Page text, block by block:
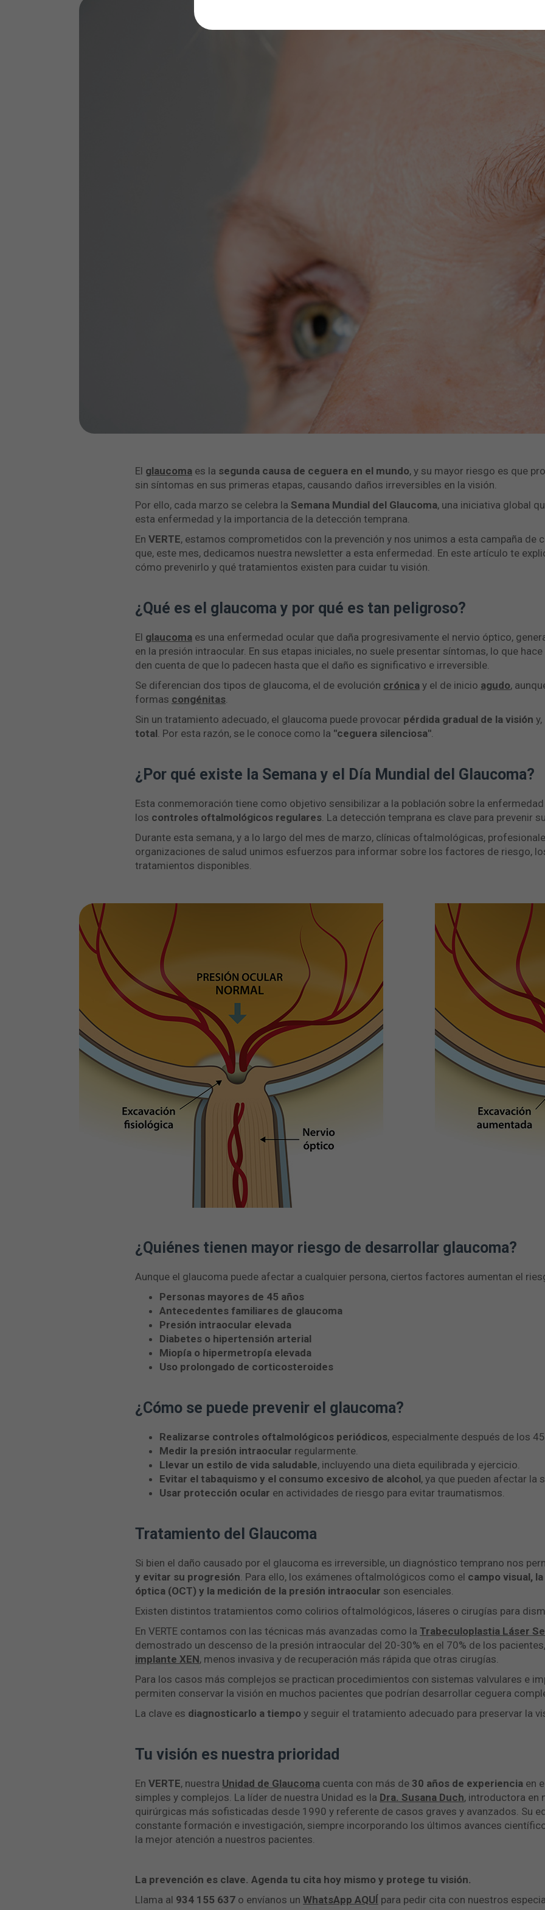
El glaucoma es la segunda causa de ceguera en el mundo, y su mayor riesgo es que
sin síntomas en sus primeras etapas, causando daños irreversibles en la visión.
Por ello, cada marzo se celebra la Semana Mundial del Glaucoma, una iniciativa global
esta enfermedad y la importancia de la detección temprana.
En VERTE, estamos comprometidos con la prevención y nos unimos a esta campaña de
que, este mes, dedicamos nuestra newsletter a esta enfermedad. En este artículo te
cómo prevenirlo y qué tratamientos existen para cuidar tu visión.
¿Qué es el glaucoma y por qué es tan peligroso?
El glaucoma es una enfermedad ocular que daña progresivamente el nervio óptico,
en la presión intraocular. En sus etapas iniciales, no suele presentar síntomas, lo que
den cuenta de que lo padecen hasta que el daño es significativo e irreversible.
Se diferencian dos tipos de glaucoma, el de evolución crónica y el de inicio agudo,
formas congénitas.
Sin un tratamiento adecuado, el glaucoma puede provocar pérdida gradual de la visión
total. Por esta razón, se le conoce como la "ceguera silenciosa".
¿Por qué existe la Semana y el Día Mundial del Glaucoma?
Esta conmemoración tiene como objetivo sensibilizar a la población sobre la
los controles oftalmológicos regulares. La detección temprana es clave para prevenir
Durante esta semana, y a lo largo del mes de marzo, clínicas oftalmológicas,
organizaciones de salud unimos esfuerzos para informar sobre los factores de riesgo,
tratamientos disponibles.
¿Quiénes tienen mayor riesgo de desarrollar glaucoma?
Aunque el glaucoma puede afectar a cualquier persona, ciertos factores aumentan el
Personas mayores de 45 años
Antecedentes familiares de glaucoma
Presión intraocular elevada
Diabetes o hipertensión arterial
Miopía o hipermetropía elevada
Uso prolongado de corticosteroides
¿Cómo se puede prevenir el glaucoma?
Realizarse controles oftalmológicos periódicos, especialmente después de los
Medir la presión intraocular regularmente.
Llevar un estilo de vida saludable, incluyendo una dieta equilibrada y ejercicio.
Evitar el tabaquismo y el consumo excesivo de alcohol, ya que pueden afectar la
Usar protección ocular en actividades de riesgo para evitar traumatismos.
Tratamiento del Glaucoma
Si bien el daño causado por el glaucoma es irreversible, un diagnóstico temprano nos
y evitar su progresión. Para ello, los exámenes oftalmológicos como el campo visual,
óptica (OCT) y la medición de la presión intraocular son esenciales.
Existen distintos tratamientos como colirios oftalmológicos, láseres o cirugías para
En VERTE contamos con las técnicas más avanzadas como la Trabeculoplastia Láser
demostrado un descenso de la presión intraocular del 20-30% en el 70% de los
implante XEN, menos invasiva y de recuperación más rápida que otras cirugías.
Para los casos más complejos se practican procedimientos con sistemas valvulares e
permiten conservar la visión en muchos pacientes que podrían desarrollar ceguera
La clave es diagnosticarlo a tiempo y seguir el tratamiento adecuado para preservar la
Tu visión es nuestra prioridad
En VERTE, nuestra Unidad de Glaucoma cuenta con más de 30 años de experiencia en
simples y complejos. La líder de nuestra Unidad es la Dra. Susana Duch, introductora en
quirúrgicas más sofisticadas desde 1990 y referente de casos graves y avanzados. Su
constante formación e investigación, siempre incorporando los últimos avances
la mejor atención a nuestros pacientes.
La prevención es clave. Agenda tu cita hoy mismo y protege tu visión.
Llama al 934 155 637 o envíanos un WhatsApp AQUÍ para pedir cita con nuestros